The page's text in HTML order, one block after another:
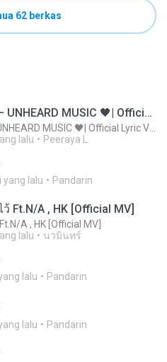
62 berkas
ไม่มีใครรู้ตัวเรา– UNHEARD MUSIC 🖤| Official Lyric Video | เพลงสู้ชีวิต
lalu Peeraya L.
yang lalu Pandarin
Ft.N/A , HK [Official MV]
A , HK [Official MV]
lalu นวมินทร์
lalu Pandarin
lalu Pandarin